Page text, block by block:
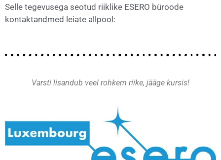
Selle tegevusega seotud riiklike ESERO büroode
kontaktandmed leiate allpool:
Varsti lisandub veel rohkem riike, jääge kursis!